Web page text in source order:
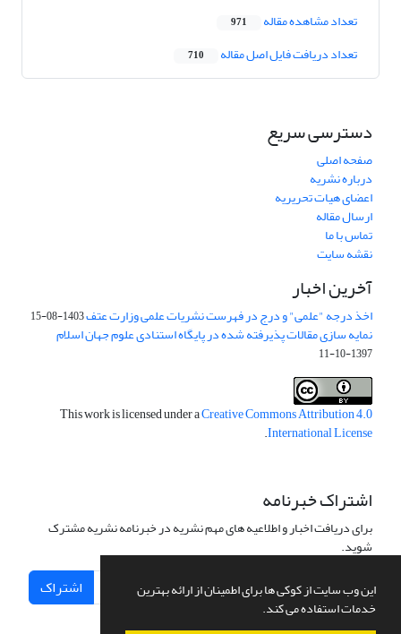
این وب سایت از کوکی ها برای اطمینان از ارائه بهترین
خدمات استفاده می کند.
تعداد مشاهده مقاله 971
تعداد دریافت فایل اصل مقاله 710
دسترسی سریع
صفحه اصلی
درباره نشریه
اعضای هیات تحریریه
ارسال مقاله
تماس با ما
نقشه سایت
آخرین اخبار
اخذ درجه "علمی" و درج در فهرست نشریات علمی وزارت عتف1403-08-15
نمایه سازی مقالات پذیرفته شده در پایگاه استنادی علوم جهان اسلام
1397-10-11
This work is licensed under aCreative Commons Attribution 4.0
International License
.
اشتراک خبرنامه
برای دریافت اخبار و اطلاعیه های مهم نشریه در خبرنامه نشریه مشترک
شوید.
اشتراک